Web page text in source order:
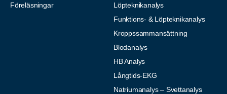
Föreläsningar
Löpteknikanalys
Funktions- & Löpteknikanalys
Kroppssammansättning
Blodanalys
HB Analys
Långtids-EKG
Natriumanalys – Svettanalys